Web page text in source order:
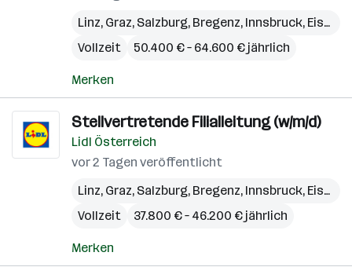
Linz, Graz, Salzburg, Bregenz, Innsbruck, Eisenstadt
Vollzeit
50.400 € – 64.600 € jährlich
Merken
Stellvertretende Filialleitung (w/m/d)
Lidl Österreich
vor 2 Tagen veröffentlicht
Linz, Graz, Salzburg, Bregenz, Innsbruck, Eisenstadt
Vollzeit
37.800 € – 46.200 € jährlich
Merken